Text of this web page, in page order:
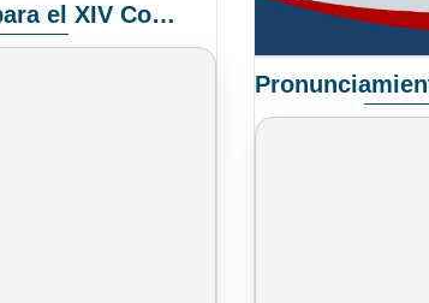
Convocatoria Elección de Delegados Docentes para el XIV Congreso Nacional de Universidades